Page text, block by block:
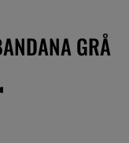
GRÅ